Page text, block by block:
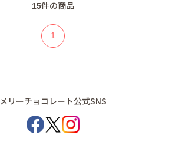
15件の商品
1
メリーチョコレート公式SNS